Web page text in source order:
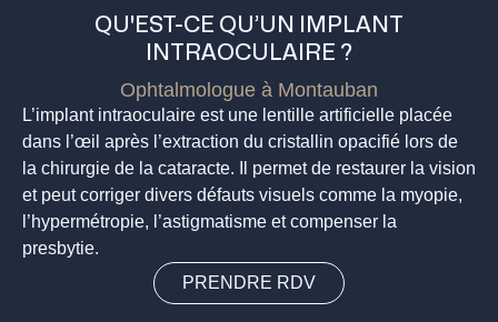
QU'EST-CE QU’UN IMPLANT
INTRAOCULAIRE ?
Ophtalmologue à Montauban
L’implant intraoculaire est une lentille artificielle placée
dans l’œil après l’extraction du cristallin opacifié lors de
la chirurgie de la cataracte. Il permet de restaurer la vision
et peut corriger divers défauts visuels comme la myopie,
l’hypermétropie, l’astigmatisme et compenser la
presbytie.
PRENDRE RDV